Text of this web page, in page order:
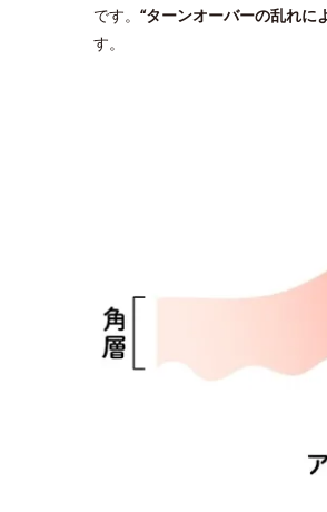
です。 “ターンオーバーの乱れに
す。